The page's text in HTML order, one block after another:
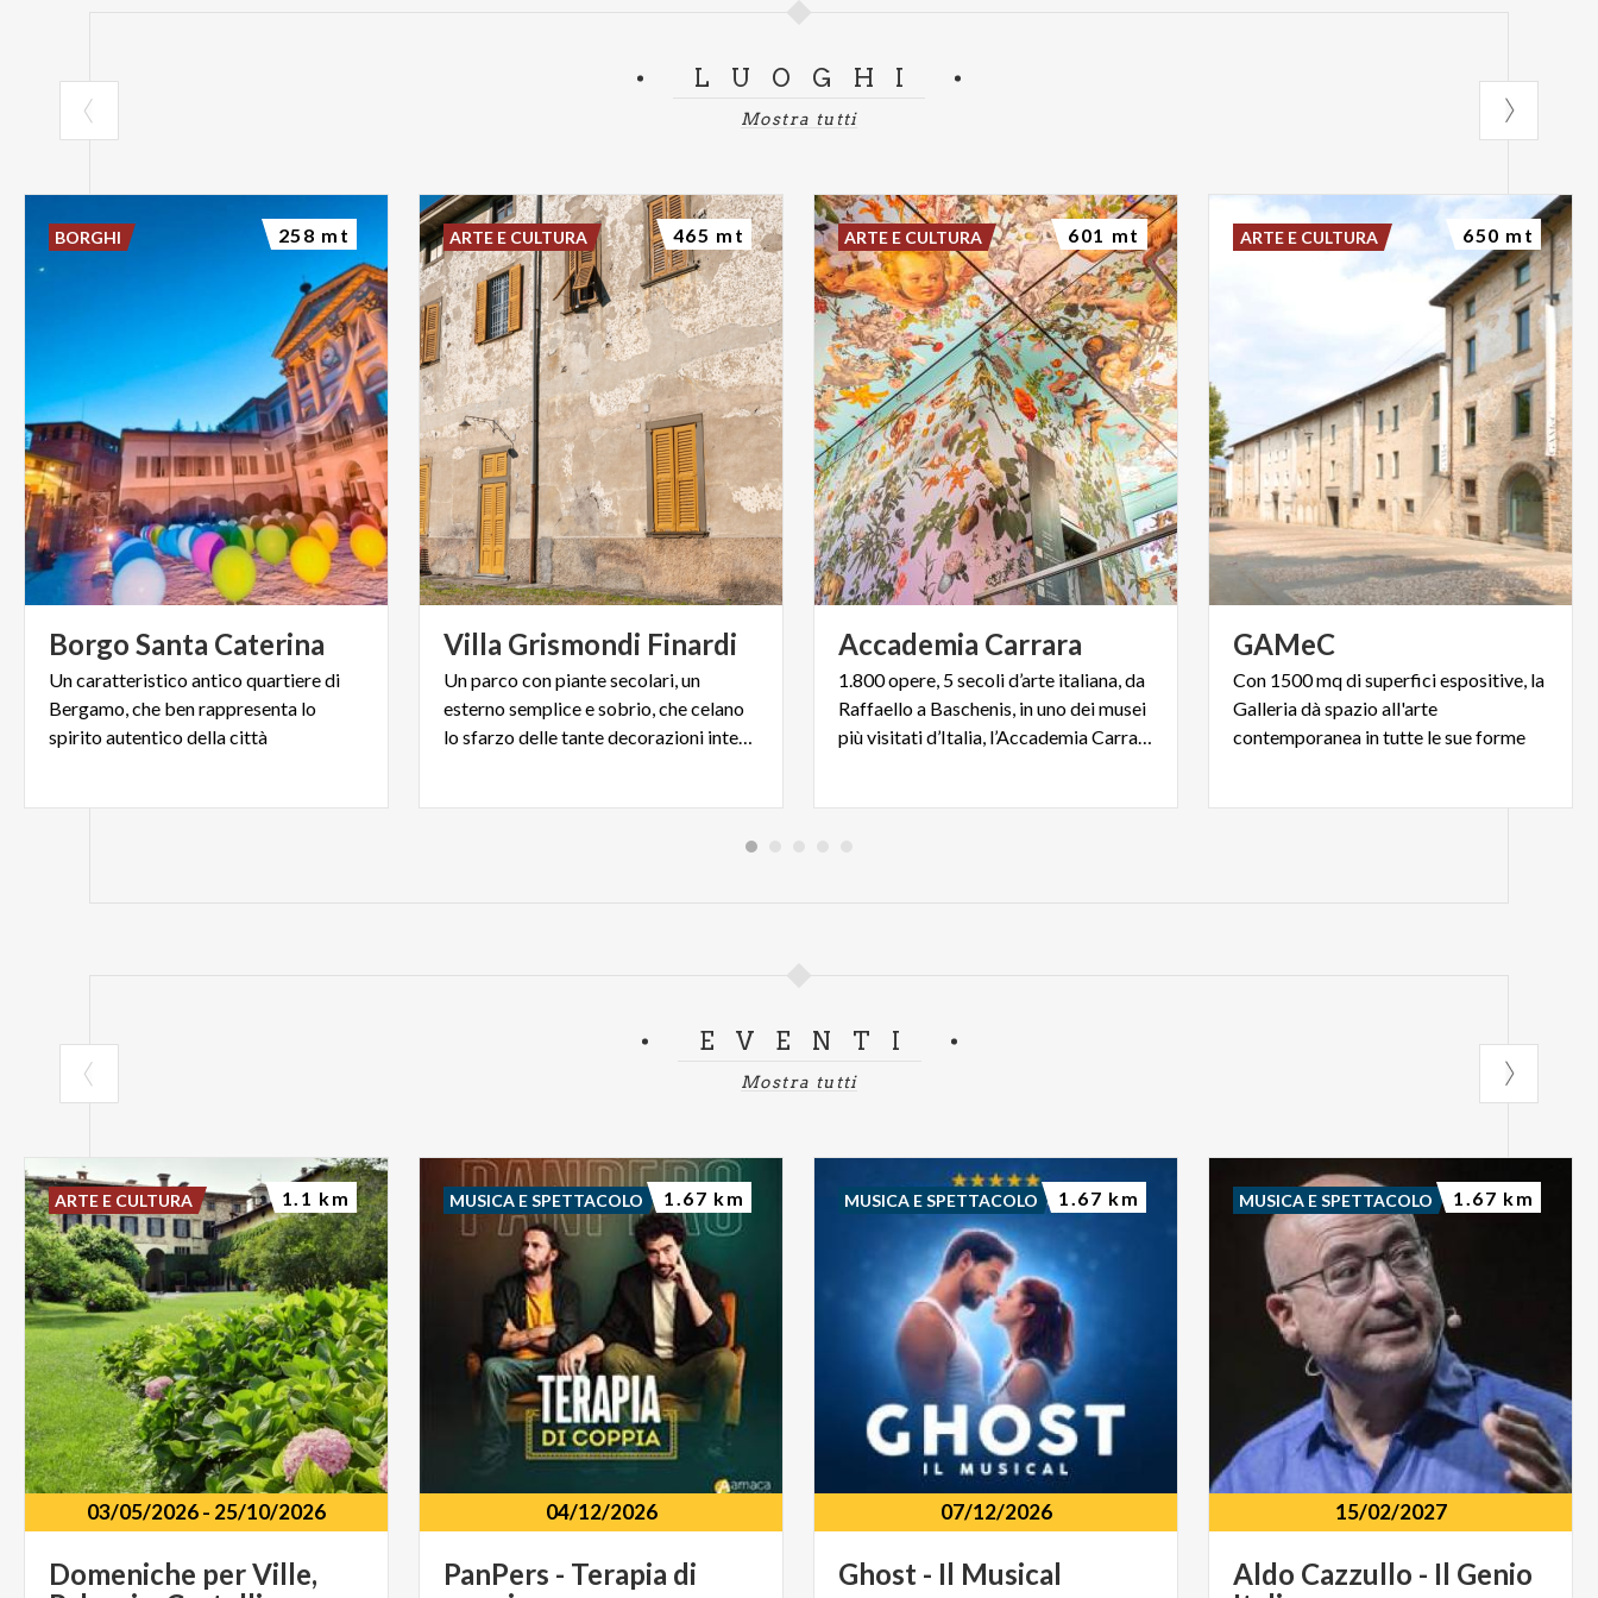
LUOGHI
Mostra tutti
Borgo Santa Caterina
Un caratteristico antico quartiere di
Bergamo, che ben rappresenta lo
spirito autentico della città
BORGHI 258 mt
Villa Grismondi Finardi
Un parco con piante secolari, un
esterno semplice e sobrio, che celano
lo sfarzo delle tante decorazioni interne
ARTE E CULTURA 465 mt
Accademia Carrara
1.800 opere, 5 secoli d’arte italiana, da
Raffaello a Baschenis, in uno dei musei
più visitati d’Italia, l’Accademia Carrara di Bergamo
ARTE E CULTURA 601 mt
GAMeC
Con 1500 mq di superfici espositive, la
Galleria dà spazio all'arte
contemporanea in tutte le sue forme
ARTE E CULTURA 650 mt
EVENTI
Mostra tutti
03/05/2026- 25/10/2026
Domeniche perVille,
ARTE E CULTURA 1.1 km
04/12/2026
PanPers - Terapia di
MUSICA E SPETTACOLO 1.67 km
07/12/2026
Ghost - Il Musical
MUSICA E SPETTACOLO 1.67 km
15/02/2027
Aldo Cazzullo - Il Genio
MUSICA E SPETTACOLO 1.67 km